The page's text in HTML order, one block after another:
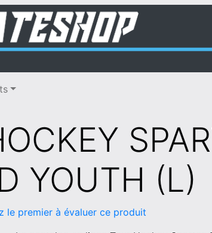
YOUTH (L)
le premier à évaluer ce produit